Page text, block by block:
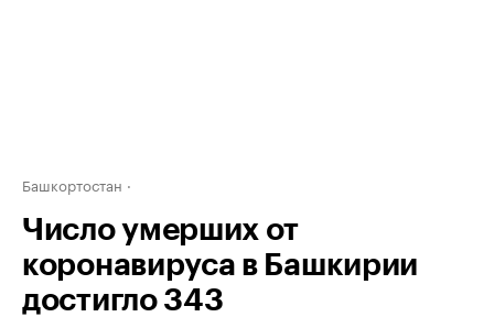
Башкортостан
Число умерших от
коронавируса в Башкирии
достигло 343